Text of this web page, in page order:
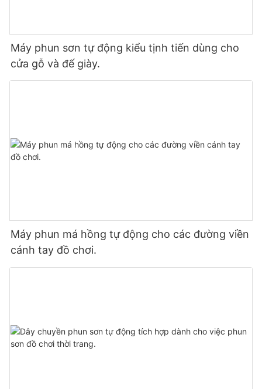
Máy phun sơn tự động kiểu tịnh tiến dùng cho
cửa gỗ và đế giày.
Máy phun má hồng tự động cho các đường viền
cánh tay đồ chơi.